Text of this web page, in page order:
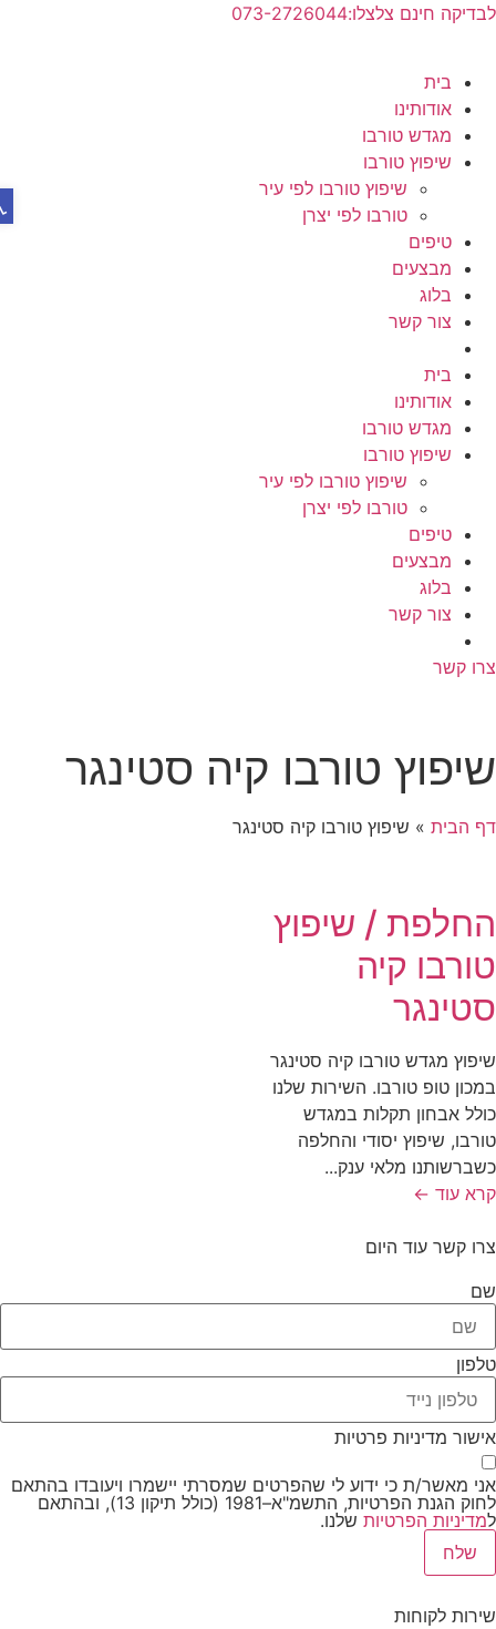
חינם צלצלו:073-2726044
בית
אודותינו
מגדש טורבו
שיפוץ טורבו
שיפוץ טורבו לפי עיר
טורבו לפי יצרן
טיפים
מבצעים
בלוג
צור קשר
בית
אודותינו
מגדש טורבו
שיפוץ טורבו
שיפוץ טורבו לפי עיר
טורבו לפי יצרן
טיפים
מבצעים
בלוג
צור קשר
קשר
טורבו קיה סטינגר
הבית»שיפוץ טורבו קיה סטינגר
/ שיפוץ
קיה
מגדש טורבו קיה סטינגר
טופ טורבו. השירות שלנו
אבחון תקלות במגדש
שיפוץ יסודי והחלפה
מלאי ענק...
עוד ←
קשר עוד היום
מדיניות פרטיות
מאשר/ת כי ידוע לי שהפרטים שמסרתי יישמרו ויעובדו בהתאם
לחוק הגנת הפרטיות, התשמ"א–1981 (כולל תיקון 13), ובהתאם
הפרטיותשלנו.
שלח
לקוחות